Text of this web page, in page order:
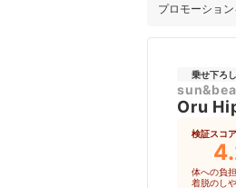
プロモーション
乗せ下ろ
Oru
検証スコア
体への負
着脱のし